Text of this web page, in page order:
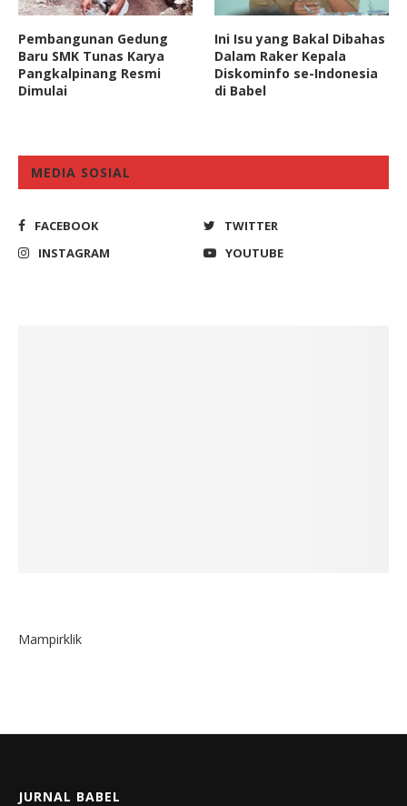
Pembangunan Gedung
Baru SMK Tunas Karya
Pangkalpinang Resmi
Dimulai
Ini Isu yang Bakal Dibahas
Dalam Raker Kepala
Diskominfo se-Indonesia
di Babel
MEDIA SOSIAL
FACEBOOK
TWITTER
INSTAGRAM
YOUTUBE
Mampirklik
JURNAL BABEL